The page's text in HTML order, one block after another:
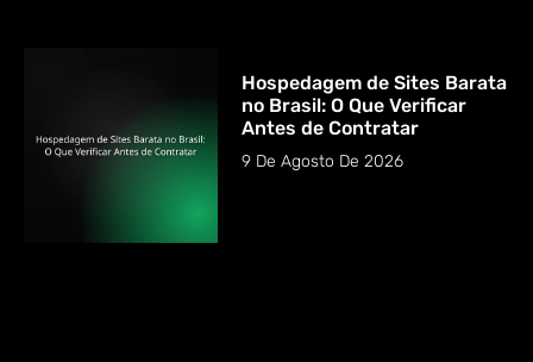
Hospedagem de Sites Barata
no Brasil: O Que Verificar
Antes de Contratar
9 De Agosto De 2026